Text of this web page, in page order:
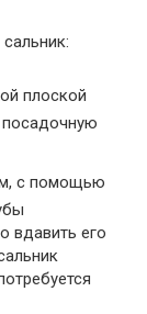
плоской
посадочную
с помощью
вдавить его